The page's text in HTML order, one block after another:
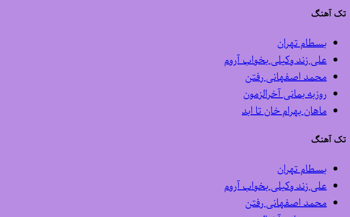
تک آهنگ
بسطام تهران
علی زند وکیلی بخواب آروم
محمد اصفهانی رفتن
روزبه بمانی آخرالزمون
ماهان بهرام خان تا ابد
تک آهنگ
بسطام تهران
علی زند وکیلی بخواب آروم
محمد اصفهانی رفتن